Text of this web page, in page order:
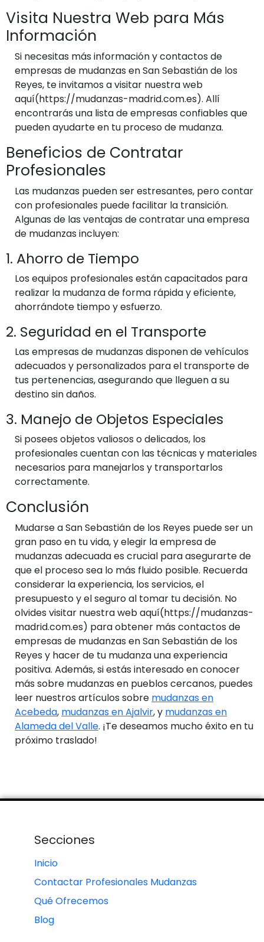
Visita Nuestra Web para Más
Información
Si necesitas más información y contactos de
empresas de mudanzas en San Sebastián de los
Reyes, te invitamos a visitar nuestra web
aquí(https://mudanzas-madrid.com.es). Allí
encontrarás una lista de empresas confiables que
pueden ayudarte en tu proceso de mudanza.
Beneficios de Contratar
Profesionales
Las mudanzas pueden ser estresantes, pero contar
con profesionales puede facilitar la transición.
Algunas de las ventajas de contratar una empresa
de mudanzas incluyen:
1. Ahorro de Tiempo
Los equipos profesionales están capacitados para
realizar la mudanza de forma rápida y eficiente,
ahorrándote tiempo y esfuerzo.
2. Seguridad en el Transporte
Las empresas de mudanzas disponen de vehículos
adecuados y personalizados para el transporte de
tus pertenencias, asegurando que lleguen a su
destino sin daños.
3. Manejo de Objetos Especiales
Si posees objetos valiosos o delicados, los
profesionales cuentan con las técnicas y materiales
necesarios para manejarlos y transportarlos
correctamente.
Conclusión
Mudarse a San Sebastián de los Reyes puede ser un
gran paso en tu vida, y elegir la empresa de
mudanzas adecuada es crucial para asegurarte de
que el proceso sea lo más fluido posible. Recuerda
considerar la experiencia, los servicios, el
presupuesto y el seguro al tomar tu decisión. No
olvides visitar nuestra web aquí(https://mudanzas-
madrid.com.es) para obtener más contactos de
empresas de mudanzas en San Sebastián de los
Reyes y hacer de tu mudanza una experiencia
positiva. Además, si estás interesado en conocer
más sobre mudanzas en pueblos cercanos, puedes
leer nuestros artículos sobre mudanzas en
Acebeda, mudanzas en Ajalvir, y mudanzas en
Alameda del Valle. ¡Te deseamos mucho éxito en tu
próximo traslado!
Secciones
Inicio
Contactar Profesionales Mudanzas
Qué Ofrecemos
Blog